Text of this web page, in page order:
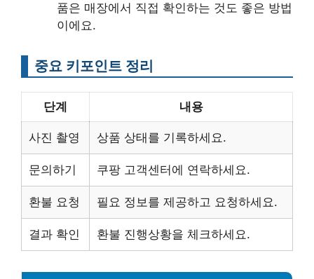
품은 매장에서 직접 확인하는 것도 좋은 방법
이에요.
중요 키포인트 정리
단계 내용
사진 촬영 상품 상태를 기록하세요.
문의하기 쿠팡 고객센터에 연락하세요.
환불 요청 필요 정보를 제공하고 요청하세요.
결과 확인 환불 진행상황을 체크하세요.